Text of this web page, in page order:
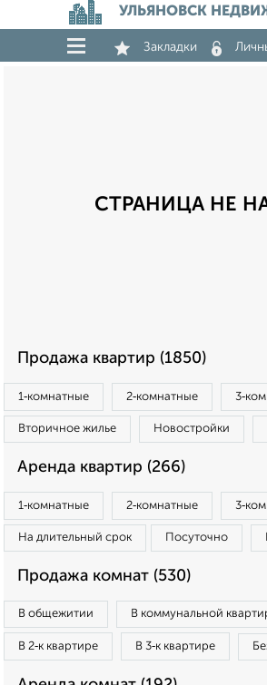
УЛЬЯНОВСК
Закладки
СТРАНИЦА НЕ
Продажа квартир (1850)
1‑комнатные 2‑комнатные
Вторичное жилье Новостройки
Аренда квартир (266)
1‑комнатные 2‑комнатные
На длительный срок Посуточно
Продажа комнат (530)
В общежитии В коммунальной
В 2‑к квартире В 3‑к квартире